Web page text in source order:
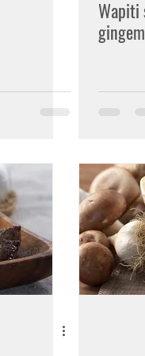
Wapiti